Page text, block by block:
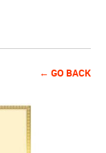
← GO BACK